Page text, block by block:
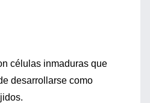
células inmaduras que
desarrollarse como